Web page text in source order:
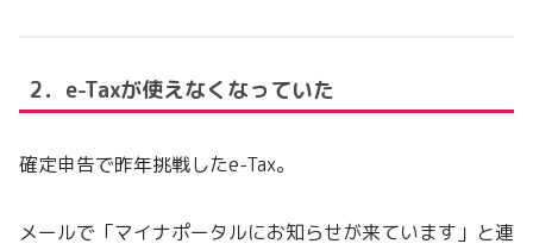
2．e-Taxが使えなくなっていた
確定申告で昨年挑戦したe-Tax。
メールで「マイナポータルにお知らせが来ています」と連